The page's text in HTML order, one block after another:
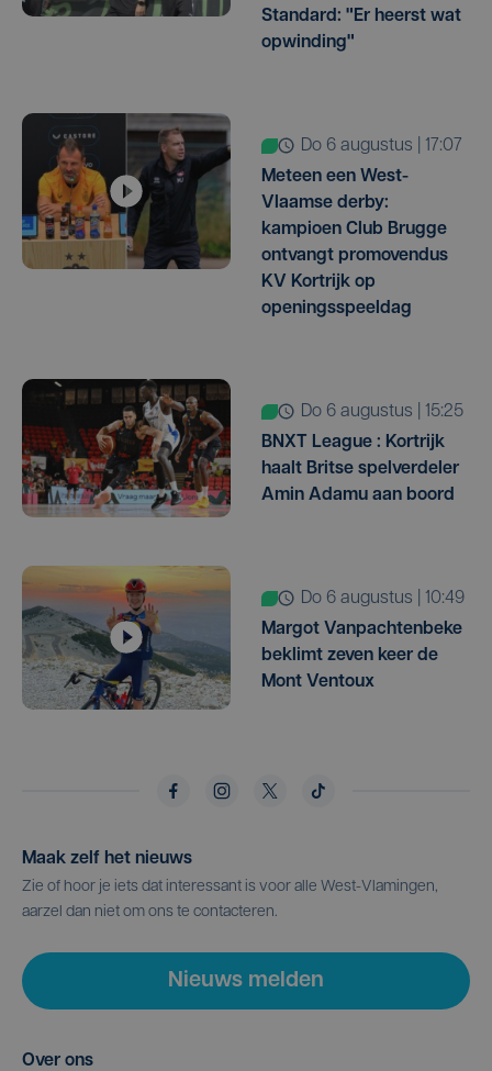
Standard: "Er heerst wat
opwinding"
do 6 augustus | 17:07
Meteen een West-
Vlaamse derby:
kampioen Club Brugge
ontvangt promovendus
KV Kortrijk op
openingsspeeldag
do 6 augustus | 15:25
BNXT League : Kortrijk
haalt Britse spelverdeler
Amin Adamu aan boord
do 6 augustus | 10:49
Margot Vanpachtenbeke
beklimt zeven keer de
Mont Ventoux
Maak zelf het nieuws
Zie of hoor je iets dat interessant is voor alle West-Vlamingen,
aarzel dan niet om ons te contacteren.
Nieuws melden
Over ons